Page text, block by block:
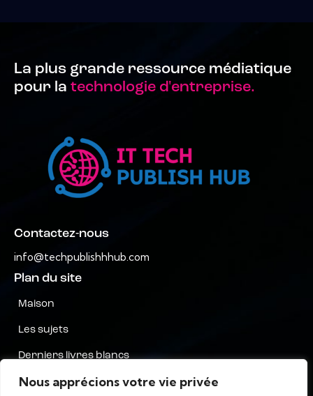
Nous apprécions votre vie privée
La plus grande ressource médiatique
pour la technologie d'entreprise.
Contactez-nous
info@techpublishhhub.com
Plan du site
Maison
Les sujets
Derniers livres blancs
Entreprises de A à Z